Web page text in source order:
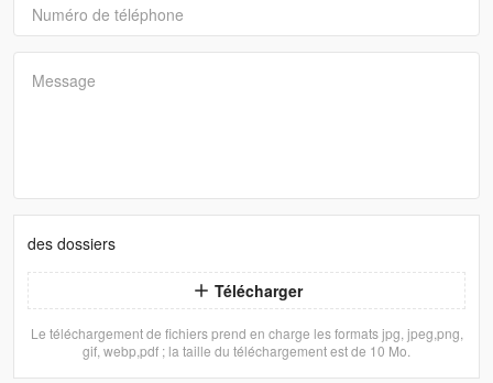
Numéro de téléphone
Message
des dossiers
Télécharger
Le téléchargement de fichiers prend en charge les formats jpg, jpeg,png,
gif, webp,pdf ; la taille du téléchargement est de 10 Mo.